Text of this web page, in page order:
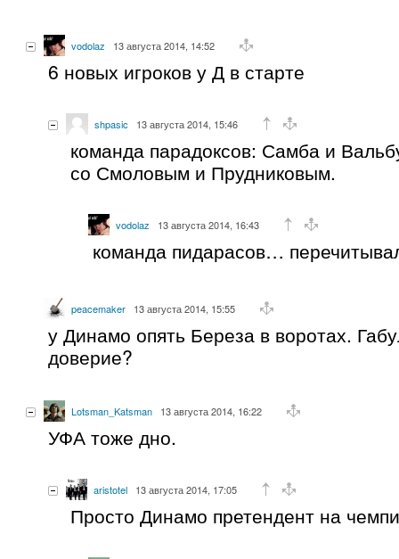
vodolaz 13 августа 2014, 14:52
6 новых игроков у Д в старте
shpasic 13 августа 2014, 15:46
команда парадоксов: Самба и
со Смоловым и Прудниковым.
vodolaz 13 августа 2014, 16:43
команда пидарасов…
peacemaker 13 августа 2014, 15:55
у Динамо опять Береза в воротах.
доверие?
Lotsman_Katsman 13 августа 2014, 16:22
УФА тоже дно.
aristotel 13 августа 2014, 17:05
Просто Динамо претендент на